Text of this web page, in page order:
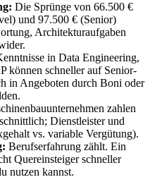
Die Sprünge von 66.500 €
und 97.500 € (Senior)
Architekturaufgaben
in Data Engineering,
können schneller auf Senior-
in Angeboten durch Boni oder
zahlen
Dienstleister und
vs. variable Vergütung).
Berufserfahrung zählt. Ein
Quereinsteiger schneller
nutzen kannst.